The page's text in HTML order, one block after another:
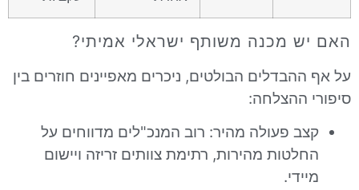
מכנה משותף ישראלי אמיתי?
הבולטים, ניכרים מאפיינים חוזרים בין
פעולה מהיר: רוב המנכ"לים מדווחים על
מהירות, רתימת צוותים זריזה ויישום